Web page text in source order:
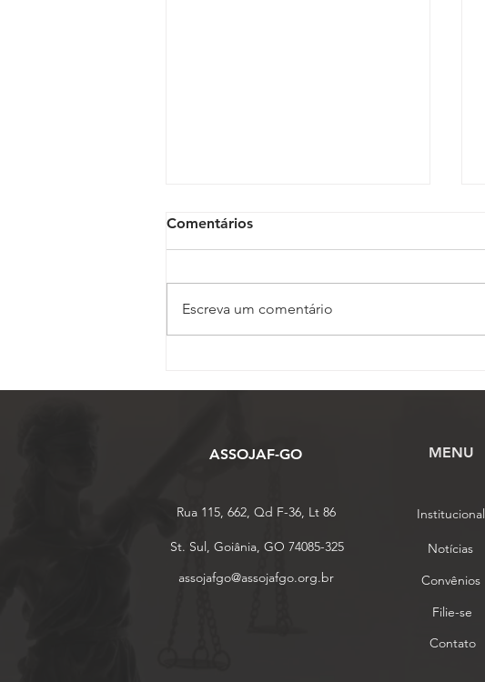
Conojaf e 7º Enojap são
Comentários
Escreva um comentário
ASSOJAF-GO MENU
Rua 115, 662, Qd F-36, Lt 86
St. Sul, Goiânia, GO 74085-325
assojafgo@assojafgo.org.br
Institucional
Notícias
Convênios
Filie-se
Contato